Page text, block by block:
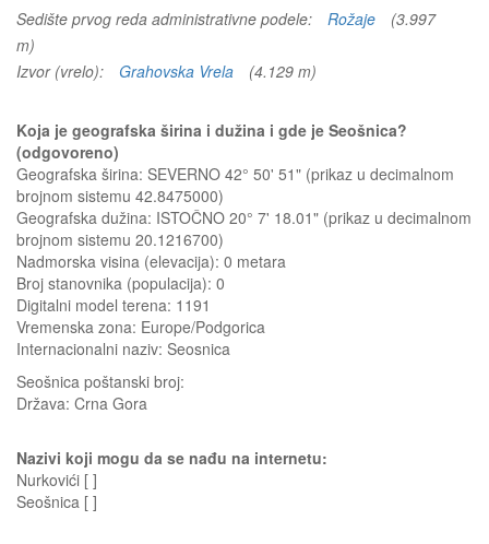
Sedište prvog reda administrativne podele:
Rožaje
(3.997
m)
Izvor (vrelo):
Grahovska Vrela (4.129 m)
Koja je geografska širina i dužina i gde je Seošnica?
(odgovoreno)
Geografska širina: SEVERNO 42° 50' 51" (prikaz u decimalnom
brojnom sistemu 42.8475000)
Geografska dužina: ISTOČNO 20° 7' 18.01" (prikaz u decimalnom
brojnom sistemu 20.1216700)
Nadmorska visina (elevacija): 0 metara
Broj stanovnika (populacija): 0
Digitalni model terena: 1191
Vremenska zona: Europe/Podgorica
Internacionalni naziv: Seosnica
Seošnica poštanski broj:
Država: Crna Gora
Nazivi koji mogu da se nađu na internetu:
Nurkovići [ ]
Seošnica [ ]